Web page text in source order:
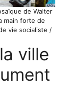
de Walter
main forte de
vie socialiste /
ville